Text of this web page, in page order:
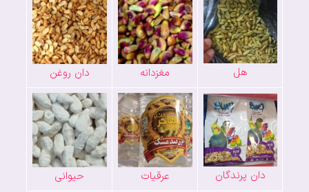
هل مغزدانه دان روغن
دان پرندگان عرقیات حیوانی